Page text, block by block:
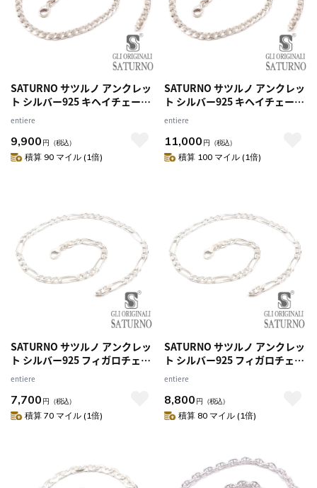
SATURNO サツルノ アンクレッ
ト シルバー925 キヘイチェーン
約24cm メンズ レディース
entiere
9,900 円 （税込）
積算 90 マイル (1倍)
SATURNO サツルノ アンクレッ
ト シルバー925 キヘイチェーン
約26cm メンズ レディース
entiere
11,000 円 （税込）
積算 100 マイル (1倍)
SATURNO サツルノ アンクレッ
ト シルバー925 フィガロチェー
ン 約24cm メンズ レディース
entiere
7,700 円 （税込）
積算 70 マイル (1倍)
SATURNO サツルノ アンクレッ
ト シルバー925 フィガロチェー
ン 約26cm メンズ レディース
entiere
8,800 円 （税込）
積算 80 マイル (1倍)